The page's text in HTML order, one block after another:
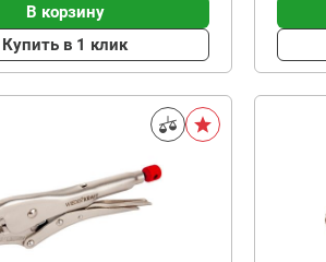
В корзину
Купить в 1 клик